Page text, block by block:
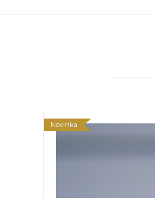
Novinka